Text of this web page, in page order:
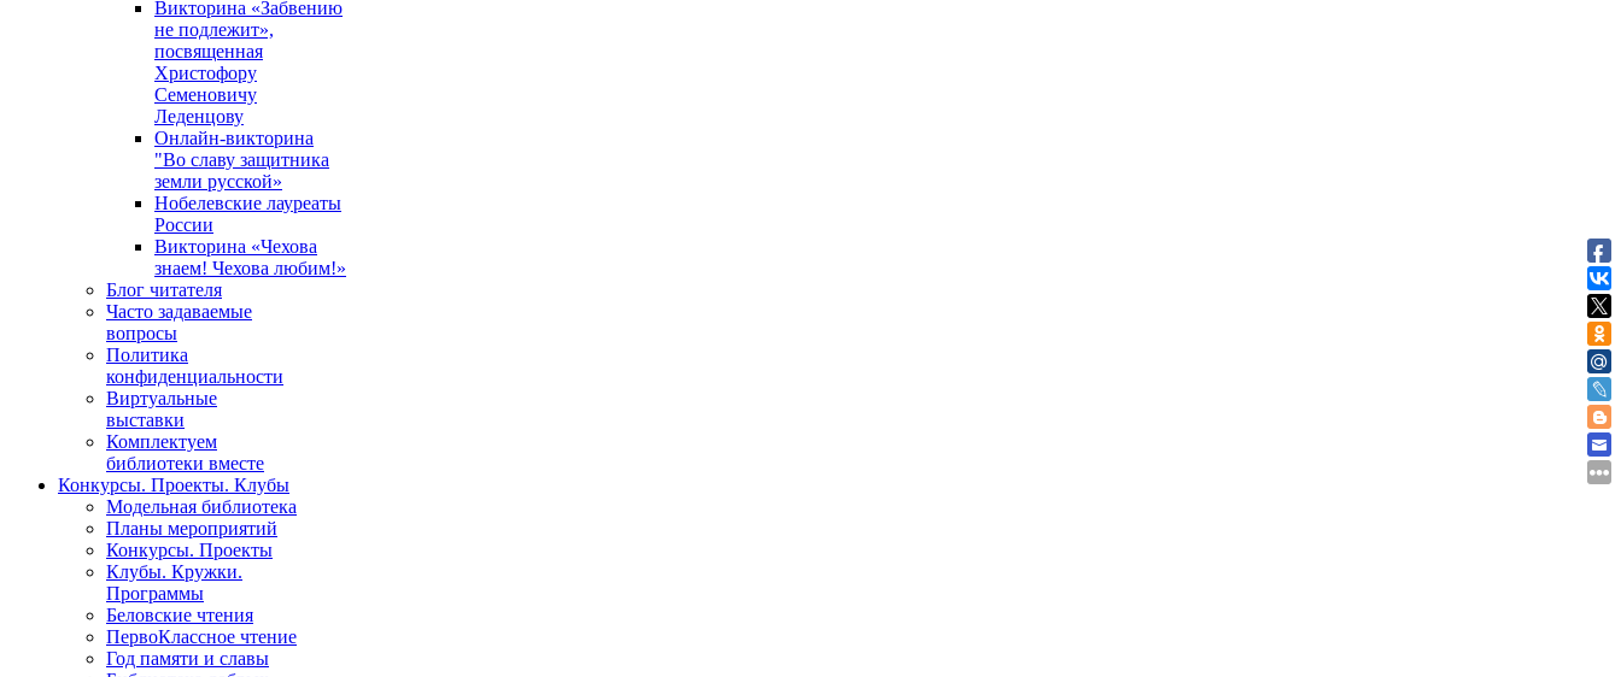
Викторина «Забвению
не подлежит»,
посвященная
Христофору
Семеновичу
Леденцову
Онлайн-викторина
"Во славу защитника
земли русской»
Нобелевские лауреаты
России
Викторина «Чехова
знаем! Чехова любим!»
Блог читателя
Часто задаваемые
вопросы
Политика
конфиденциальности
Виртуальные
выставки
Комплектуем
библиотеки вместе
Конкурсы. Проекты. Клубы
Модельная библиотека
Планы мероприятий
Конкурсы. Проекты
Клубы. Кружки.
Программы
Беловские чтения
ПервоКлассное чтение
Год памяти и славы